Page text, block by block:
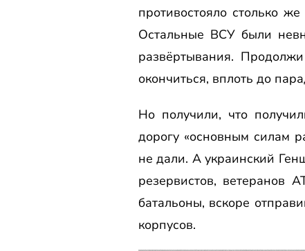
противостояло столько
Остальные ВСУ были
развёртывания.
окончиться, вплоть до
Но получили, что
дорогу «основным силам
не дали. А украинский
резервистов, ветеранов
батальоны, вскоре
корпусов.